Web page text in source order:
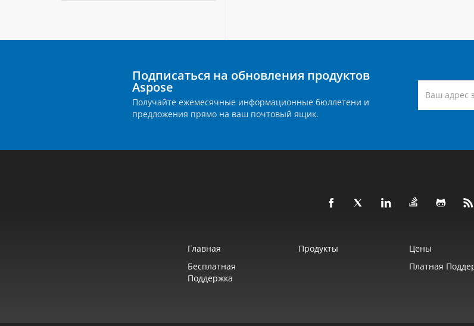
Подписаться на обновления продуктов
Aspose
Получайте ежемесячные информационные бюллетени и
предложения прямо на ваш почтовый ящик.
Главная Продукты Цены
Бесплатная
Поддержка
Платная